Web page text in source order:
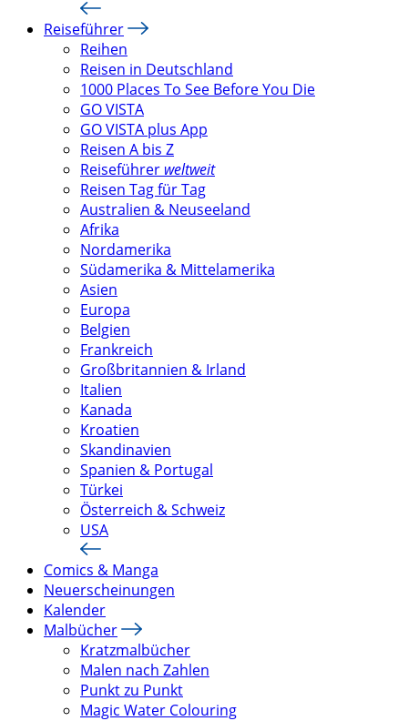
Reiseführer
Reihen
Reisen in Deutschland
1000 Places To See Before You Die
GO VISTA
GO VISTA plus App
Reisen A bis Z
Reiseführer weltweit
Reisen Tag für Tag
Australien & Neuseeland
Afrika
Nordamerika
Südamerika & Mittelamerika
Asien
Europa
Belgien
Frankreich
Großbritannien & Irland
Italien
Kanada
Kroatien
Skandinavien
Spanien & Portugal
Türkei
Österreich & Schweiz
USA
Comics & Manga
Neuerscheinungen
Kalender
Malbücher
Kratzmalbücher
Malen nach Zahlen
Punkt zu Punkt
Magic Water Colouring